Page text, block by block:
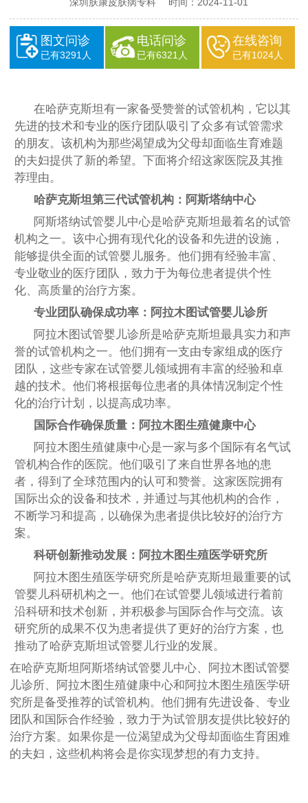
图文问诊
已有3291人
电话问诊
已有6321人
在线咨询
已有1024人
在哈萨克斯坦有一家备受赞誉的试管机构，它以其
先进的技术和专业的医疗团队吸引了众多有试管需求
的朋友。该机构为那些渴望成为父母却面临生育难题
的夫妇提供了新的希望。下面将介绍这家医院及其推
荐理由。
哈萨克斯坦第三代试管机构：阿斯塔纳中心
阿斯塔纳试管婴儿中心是哈萨克斯坦最着名的试管
机构之一。该中心拥有现代化的设备和先进的设施，
能够提供全面的试管婴儿服务。他们拥有经验丰富、
专业敬业的医疗团队，致力于为每位患者提供个性
化、高质量的治疗方案。
专业团队确保成功率：阿拉木图试管婴儿诊所
阿拉木图试管婴儿诊所是哈萨克斯坦最具实力和声
誉的试管机构之一。他们拥有一支由专家组成的医疗
团队，这些专家在试管婴儿领域拥有丰富的经验和卓
越的技术。他们将根据每位患者的具体情况制定个性
化的治疗计划，以提高成功率。
国际合作确保质量：阿拉木图生殖健康中心
阿拉木图生殖健康中心是一家与多个国际有名气试
管机构合作的医院。他们吸引了来自世界各地的患
者，得到了全球范围内的认可和赞誉。这家医院拥有
国际出众的设备和技术，并通过与其他机构的合作，
不断学习和提高，以确保为患者提供比较好的治疗方
案。
科研创新推动发展：阿拉木图生殖医学研究所
阿拉木图生殖医学研究所是哈萨克斯坦最重要的试
管婴儿科研机构之一。他们在试管婴儿领域进行着前
沿科研和技术创新，并积极参与国际合作与交流。该
研究所的成果不仅为患者提供了更好的治疗方案，也
推动了哈萨克斯坦试管婴儿行业的发展。
在哈萨克斯坦阿斯塔纳试管婴儿中心、阿拉木图试管婴
儿诊所、阿拉木图生殖健康中心和阿拉木图生殖医学研
究所是备受推荐的试管机构。他们拥有先进设备、专业
团队和国际合作经验，致力于为试管朋友提供比较好的
治疗方案。如果你是一位渴望成为父母却面临生育困难
的夫妇，这些机构将会是你实现梦想的有力支持。